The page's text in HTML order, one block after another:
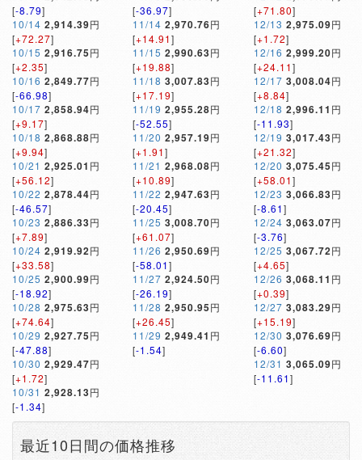
[-8.79]
10/14 2,914.39円
[+72.27]
10/15 2,916.75円
[+2.35]
10/16 2,849.77円
[-66.98]
10/17 2,858.94円
[+9.17]
10/18 2,868.88円
[+9.94]
10/21 2,925.01 円
[+56.12]
10/22 2,878.44円
[-46.57]
10/23 2,886.33円
[+7.89]
10/24 2,919.92円
[+33.58]
10/25 2,900.99円
[-18.92]
10/28 2,975.63円
[+74.64]
10/29 2,927.75円
[-47.88]
10/30 2,929.47円
[+1.72]
10/31 2,928.13円
[-1.34]
[-36.97]
11/14 2,970.76円
[+14.91]
11/15 2,990.63円
[+19.88]
11/18 3,007.83円
[+17.19]
11/19 2,955.28円
[-52.55]
11/20 2,957.19円
[+1.91]
11/21 2,968.08円
[+10.89]
11/22 2,947.63円
[-20.45]
11/25 3,008.70円
[+61.07]
11/26 2,950.69円
[-58.01]
11/27 2,924.50円
[-26.19]
11/28 2,950.95円
[+26.45]
11/29 2,949.41 円
[-1.54]
[+71.80]
12/13 2,975.09円
[+1.72]
12/16 2,999.20円
[+24.11]
12/17 3,008.04円
[+8.84]
12/18 2,996.11 円
[-11.93]
12/19 3,017.43円
[+21.32]
12/20 3,075.45円
[+58.01]
12/23 3,066.83円
[-8.61]
12/24 3,063.07円
[-3.76]
12/25 3,067.72円
[+4.65]
12/26 3,068.11 円
[+0.39]
12/27 3,083.29円
[+15.19]
12/30 3,076.69円
[-6.60]
12/31 3,065.09円
[-11.61]
最近10日間の価格推移